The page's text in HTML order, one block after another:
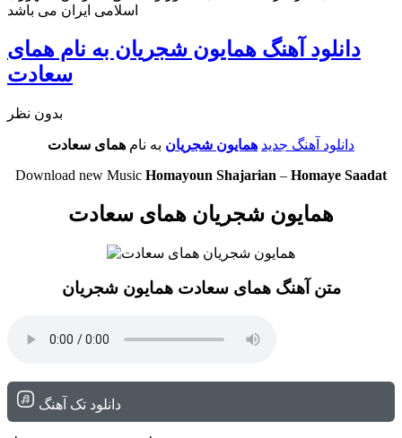
اسلامی ایران می باشد
دانلود آهنگ همایون شجریان به نام همای
سعادت
بدون نظر
دانلود آهنگ جدید همایون شجریان به نام همای سعادت
Download new Music Homayoun Shajarian – Homaye Saadat
همایون شجریان همای سعادت
متن آهنگ همای سعادت همایون شجریان
دانلود تک آهنگ